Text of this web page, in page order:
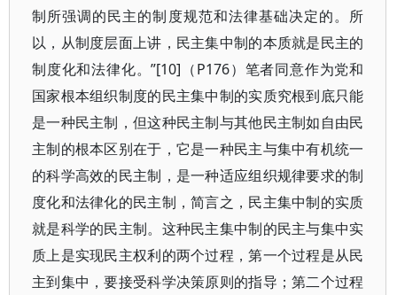
制所强调的民主的制度规范和法律基础决定的。所
以，从制度层面上讲，民主集中制的本质就是民主的
制度化和法律化。”[10]（P176）笔者同意作为党和
国家根本组织制度的民主集中制的实质究根到底只能
是一种民主制，但这种民主制与其他民主制如自由民
主制的根本区别在于，它是一种民主与集中有机统一
的科学高效的民主制，是一种适应组织规律要求的制
度化和法律化的民主制，简言之，民主集中制的实质
就是科学的民主制。这种民主集中制的民主与集中实
质上是实现民主权利的两个过程，第一个过程是从民
主到集中，要接受科学决策原则的指导；第二个过程